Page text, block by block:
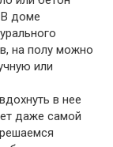
В доме
на полу можно
или
в нее
даже самой